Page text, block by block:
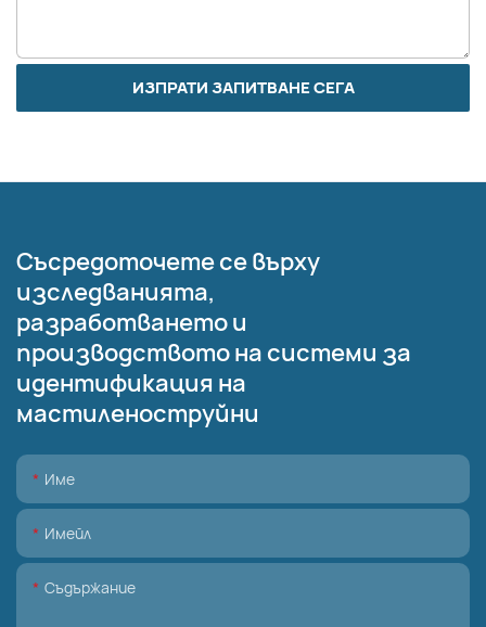
ИЗПРАТИ ЗАПИТВАНЕ СЕГА
Съсредоточете се върху
изследванията,
разработването и
производството на системи за
идентификация на
мастиленоструйни
Име
Имейл
Съдържание